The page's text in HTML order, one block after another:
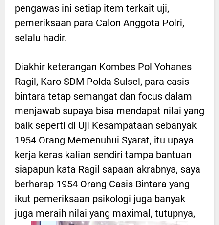
pengawas ini setiap item terkait uji,
pemeriksaan para Calon Anggota Polri,
selalu hadir.
Diakhir keterangan Kombes Pol Yohanes
Ragil, Karo SDM Polda Sulsel, para casis
bintara tetap semangat dan focus dalam
menjawab supaya bisa mendapat nilai yang
baik seperti di Uji Kesampataan sebanyak
1954 Orang Memenuhui Syarat, itu upaya
kerja keras kalian sendiri tampa bantuan
siapapun kata Ragil sapaan akrabnya, saya
berharap 1954 Orang Casis Bintara yang
ikut pemeriksaan psikologi juga banyak
juga meraih nilai yang maximal, tutupnya,